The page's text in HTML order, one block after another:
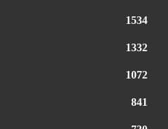
1534
1332
1072
841